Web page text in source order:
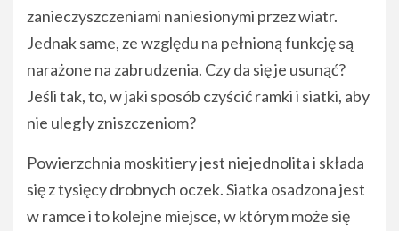
zanieczyszczeniami naniesionymi przez wiatr.
Jednak same, ze względu na pełnioną funkcję są
narażone na zabrudzenia. Czy da się je usunąć?
Jeśli tak, to, w jaki sposób czyścić ramki i siatki, aby
nie uległy zniszczeniom?
Powierzchnia moskitiery jest niejednolita i składa
się z tysięcy drobnych oczek. Siatka osadzona jest
w ramce i to kolejne miejsce, w którym może się